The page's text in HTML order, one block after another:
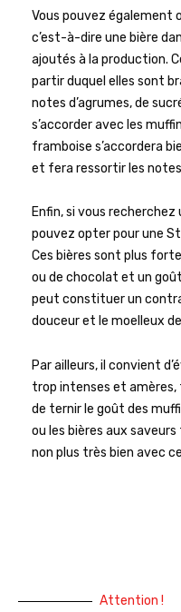
Vous pouvez également
c’est-à-dire une bière
ajoutés à la production.
partir duquel elles sont
notes d’agrumes, de
s’accorder avec les
framboise s’accordera
et fera ressortir les notes
Enfin, si vous
pouvez opter pour une
Ces bières sont plus
ou de chocolat et un
peut constituer un
douceur et le moelleux
Par ailleurs, il convient
trop intenses et amères,
de ternir le goût des
ou les bières aux
non plus très bien avec
Attention !